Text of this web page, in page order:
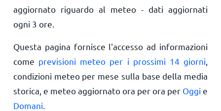
aggiornato riguardo al meteo - dati aggiornati
ogni 3 ore.
Questa pagina fornisce l'accesso ad informazioni
come previsioni meteo per i prossimi 14 giorni
condizioni meteo per mese sulla base della media
storica, e meteo aggiornato ora per ora per Oggi e
Domani